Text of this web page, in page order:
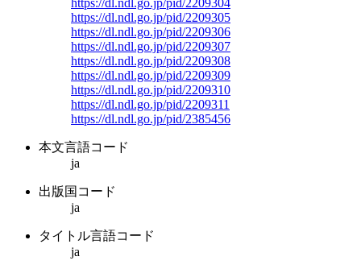
https://dl.ndl.go.jp/pid/2209304
https://dl.ndl.go.jp/pid/2209305
https://dl.ndl.go.jp/pid/2209306
https://dl.ndl.go.jp/pid/2209307
https://dl.ndl.go.jp/pid/2209308
https://dl.ndl.go.jp/pid/2209309
https://dl.ndl.go.jp/pid/2209310
https://dl.ndl.go.jp/pid/2209311
https://dl.ndl.go.jp/pid/2385456
本文言語コード
ja
出版国コード
ja
タイトル言語コード
ja